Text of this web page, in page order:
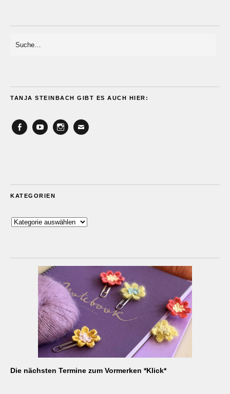
TANJA STEINBACH GIBT ES AUCH HIER:
KATEGORIEN
Kategorien
Die nächsten Termine zum Vormerken *Klick*